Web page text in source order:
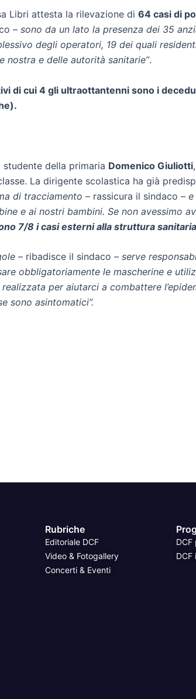
Libri attesta la rilevazione di 64 casi di
– sono da un lato la presenza dei 35
degli operatori, 19 dei quali
nostra e delle autorità sanitarie”.
di cui 4 gli ultraottantenni sono i
della primaria Domenico Giuliotti
La dirigente scolastica ha già
di tracciamento – rassicura il sindaco – e
e ai nostri bambini. Se non avessimo
7/8 i casi esterni alla struttura
– ribadisce il sindaco – serve
obbligatoriamente le mascherine e
per aiutarci a combattere
sono asintomatici”.
Rubriche
Editoriale DCF
Video & Fotogallery
Concerti & Eventi
DCF
DCF